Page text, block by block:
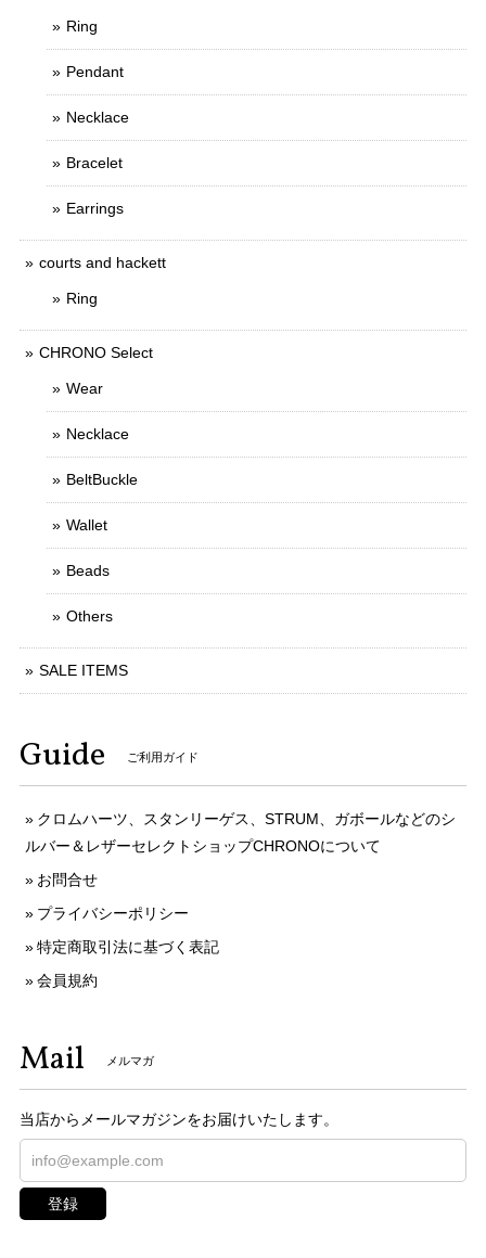
Ring
Pendant
Necklace
Bracelet
Earrings
courts and hackett
Ring
CHRONO Select
Wear
Necklace
BeltBuckle
Wallet
Beads
Others
SALE ITEMS
Guide ご利用ガイド
クロムハーツ、スタンリーゲス、STRUM、ガボールなどのシ
ルバー＆レザーセレクトショップCHRONOについて
お問合せ
プライバシーポリシー
特定商取引法に基づく表記
会員規約
Mail メルマガ
当店からメールマガジンをお届けいたします。
登録